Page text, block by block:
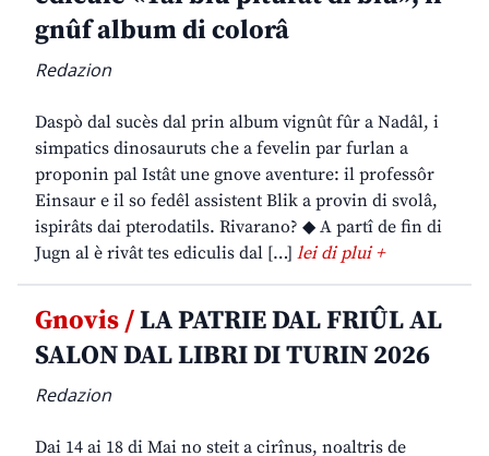
gnûf album di colorâ
Redazion
Daspò dal sucès dal prin album vignût fûr a Nadâl, i
simpatics dinosauruts che a fevelin par furlan a
proponin pal Istât une gnove aventure: il professôr
Einsaur e il so fedêl assistent Blik a provin di svolâ,
ispirâts dai pterodatils. Rivarano? ◆ A partî de fin di
Jugn al è rivât tes ediculis dal […] lei di plui +
Gnovis /LA PATRIE DAL FRIÛL AL
SALON DAL LIBRI DI TURIN 2026
Redazion
Dai 14 ai 18 di Mai no steit a cirînus, noaltris de